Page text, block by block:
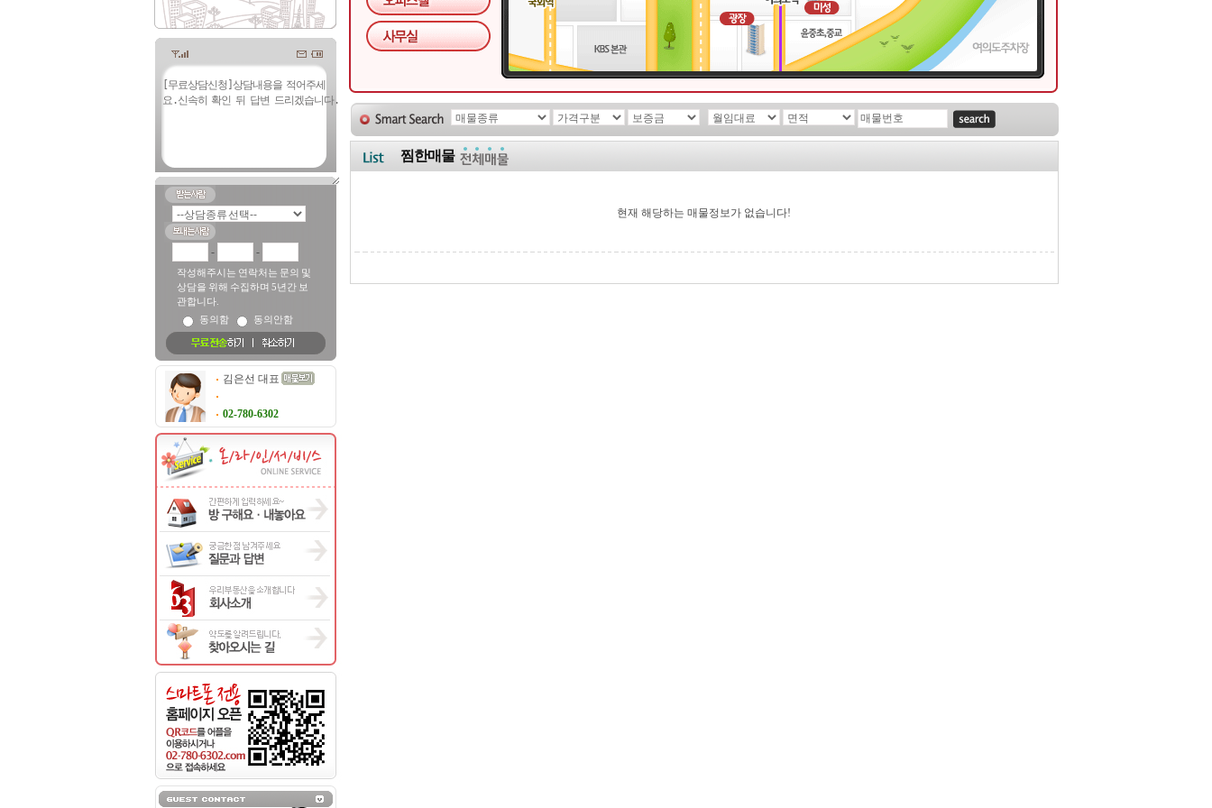
- -
작성해주시는 연락처는 문의 및
상담을 위해 수집하며 5년간 보
관합니다.
동의함
동의안함
김은선 대표
02-780-6302
찜한매물
현재 해당하는 매물정보가 없습니다!